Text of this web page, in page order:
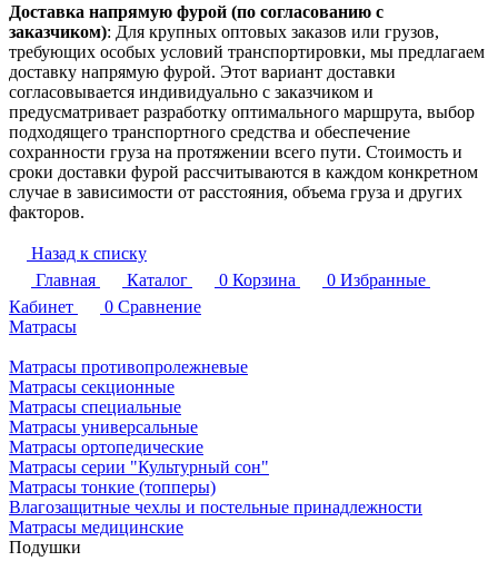
Доставка напрямую фурой (по согласованию с
заказчиком): Для крупных оптовых заказов или грузов,
требующих особых условий транспортировки, мы предлагаем
доставку напрямую фурой. Этот вариант доставки
согласовывается индивидуально с заказчиком и
предусматривает разработку оптимального маршрута, выбор
подходящего транспортного средства и обеспечение
сохранности груза на протяжении всего пути. Стоимость и
сроки доставки фурой рассчитываются в каждом конкретном
случае в зависимости от расстояния, объема груза и других
факторов.
Назад к списку
Главная
Каталог 0 Корзина 0 Избранные
Кабинет
0 Сравнение
Матрасы
Матрасы противопролежневые
Матрасы секционные
Матрасы специальные
Матрасы универсальные
Матрасы ортопедические
Матрасы серии "Культурный сон"
Матрасы тонкие (топперы)
Влагозащитные чехлы и постельные принадлежности
Матрасы медицинские
Подушки